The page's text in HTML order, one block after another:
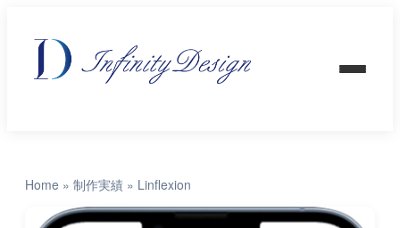
Home » 制作実績 » Linflexion